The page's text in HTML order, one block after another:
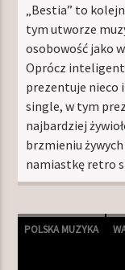
„Bestia” to
tym utworze
osobowość jako
Oprócz
prezentuje nieco
single, w tym
najbardziej
brzmieniu
namiastkę retro
POLSKA MUZYKA